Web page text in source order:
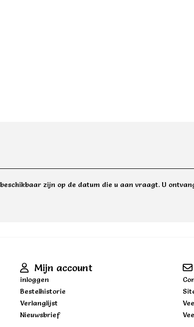
zijn op de datum die u aan vraagt. U
Mijn account
inloggen
Bestelhistorie
Verlanglijst
Nieuwsbrief